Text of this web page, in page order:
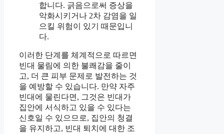
합니다. 긁음으로써 증상을
악화시키거나 2차 감염을 일
으킬 위험이 있기 때문입니
다.
이러한 단계를 체계적으로 따르면
빈대 물림에 의한 불쾌감을 줄이
고, 더 큰 피부 문제로 발전하는 것
을 예방할 수 있습니다. 만약 자주
빈대에 물린다면, 그것은 빈대가
집안에 서식하고 있을 수 있다는
신호일 수 있으므로, 집안의 청결
을 유지하고, 빈대 퇴치에 대한 조